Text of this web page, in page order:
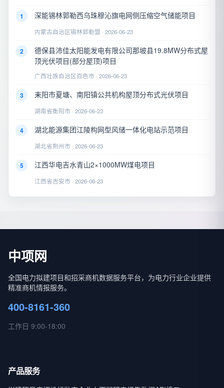
1 深能锡林郭勒西乌珠穆沁旗电网侧压缩空气储能项目
内蒙古自治区锡林郭勒盟 · 2026-06-23
2
德保县沛佳太阳能发电有限公司那坡县19.8MW分布式屋
顶光伏项目(部分屋顶)项目
广西壮族自治区百色市 · 2026-06-23
3 耒阳市夏塘、南阳镇公共机构屋顶分布式光伏项目
湖南省衡阳市 · 2026-06-23
4 湖北能源集团江陵构网型风储一体化电站示范项目
湖北省荆州市 · 2026-06-23
5 江西华电吉水青山2×1000MW煤电项目
江西省吉安市 · 2026-06-23
中项网
全国电力拟建项目和招采商机数据服务平台，为电力行业企业提供
精准商机情报服务。
400-8161-360
工作日 9:00-18:00
产品服务